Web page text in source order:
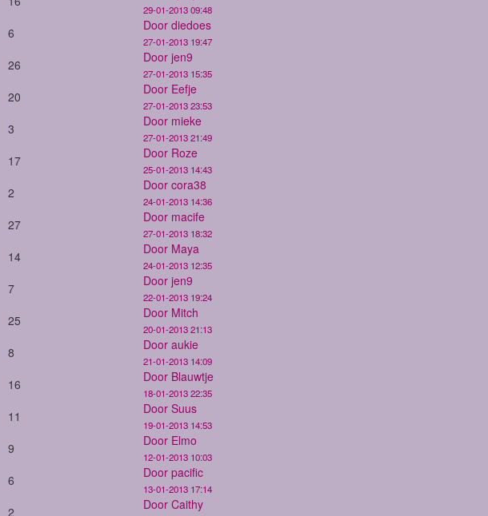
29-01-2013 09:48
6 Door diedoes
27-01-2013 19:47
26 Door jen9
27-01-2013 15:35
20 Door Eefje
27-01-2013 23:53
3 Door mieke
27-01-2013 21:49
17 Door Roze
25-01-2013 14:43
2 Door cora38
24-01-2013 14:36
27 Door macife
27-01-2013 18:32
14 Door Maya
24-01-2013 12:35
7 Door jen9
22-01-2013 19:24
25 Door Mitch
20-01-2013 21:13
8 Door aukie
21-01-2013 14:09
16 Door Blauwtje
18-01-2013 22:35
11 Door Suus
19-01-2013 14:53
9 Door Elmo
12-01-2013 10:03
6 Door pacific
13-01-2013 17:14
2 Door Caithy